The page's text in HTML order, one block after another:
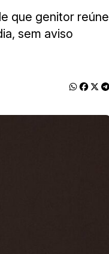
que genitor reúne
sem aviso